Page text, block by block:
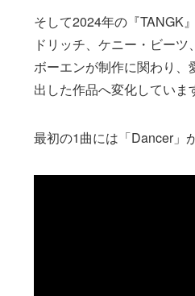
そして2024年の『TANGK
ドリッチ、ケニー・ビーツ
ボーエンが制作に関わり、
出した作品へ変化していま
最初の1曲には「Dancer」